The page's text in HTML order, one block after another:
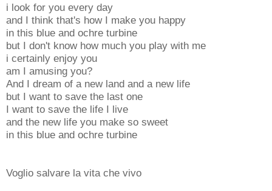
i look for you every day
and I think that's how I make you happy
in this blue and ochre turbine
but I don't know how much you play with me
i certainly enjoy you
am I amusing you?
And I dream of a new land and a new life
but I want to save the last one
I want to save the life I live
and the new life you make so sweet
in this blue and ochre turbine
Voglio salvare la vita che vivo